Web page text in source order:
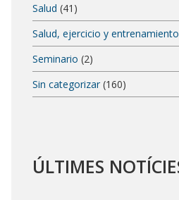
Salud (41)
Salud, ejercicio y entrenamiento
Seminario (2)
Sin categorizar (160)
ÚLTIMES